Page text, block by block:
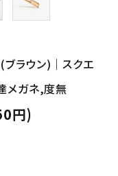
ラウン)｜スクエ
メガネ,度無
円)